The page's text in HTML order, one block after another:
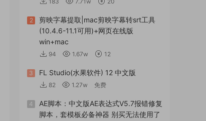
2
剪映字幕提取|mac剪映字幕转srt工具
(10.4.6-11.1可用)+网页在线版
win+mac
94 1.67w 12
3 FL Studio(水果软件) 12 中文版
82 1.27w 免费
4
AE脚本：中文版AE表达式V5.7报错修复
脚本，套模板必备神器 别买无法使用了